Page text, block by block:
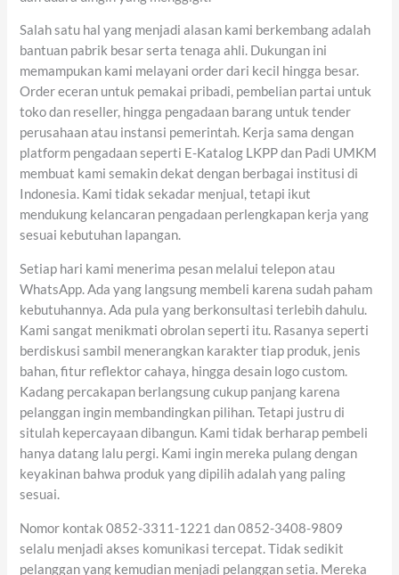
Salah satu hal yang menjadi alasan kami berkembang adalah
bantuan pabrik besar serta tenaga ahli. Dukungan ini
memampukan kami melayani order dari kecil hingga besar.
Order eceran untuk pemakai pribadi, pembelian partai untuk
toko dan reseller, hingga pengadaan barang untuk tender
perusahaan atau instansi pemerintah. Kerja sama dengan
platform pengadaan seperti E-Katalog LKPP dan Padi UMKM
membuat kami semakin dekat dengan berbagai institusi di
Indonesia. Kami tidak sekadar menjual, tetapi ikut
mendukung kelancaran pengadaan perlengkapan kerja yang
sesuai kebutuhan lapangan.
Setiap hari kami menerima pesan melalui telepon atau
WhatsApp. Ada yang langsung membeli karena sudah paham
kebutuhannya. Ada pula yang berkonsultasi terlebih dahulu.
Kami sangat menikmati obrolan seperti itu. Rasanya seperti
berdiskusi sambil menerangkan karakter tiap produk, jenis
bahan, fitur reflektor cahaya, hingga desain logo custom.
Kadang percakapan berlangsung cukup panjang karena
pelanggan ingin membandingkan pilihan. Tetapi justru di
situlah kepercayaan dibangun. Kami tidak berharap pembeli
hanya datang lalu pergi. Kami ingin mereka pulang dengan
keyakinan bahwa produk yang dipilih adalah yang paling
sesuai.
Nomor kontak 0852-3311-1221 dan 0852-3408-9809
selalu menjadi akses komunikasi tercepat. Tidak sedikit
pelanggan yang kemudian menjadi pelanggan setia. Mereka